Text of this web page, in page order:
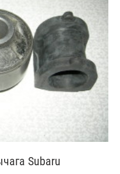
Subaru